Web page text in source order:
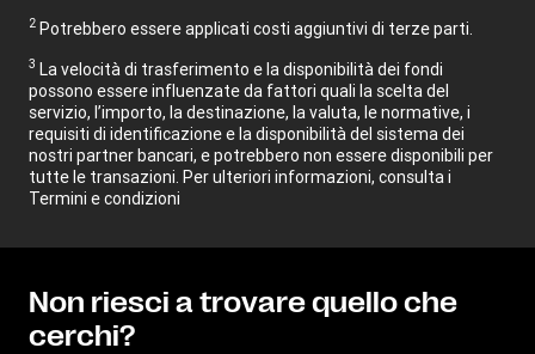
2 Potrebbero essere applicati costi aggiuntivi di terze parti.
3 La velocità di trasferimento e la disponibilità dei fondi
possono essere influenzate da fattori quali la scelta del
servizio, l’importo, la destinazione, la valuta, le normative, i
requisiti di identificazione e la disponibilità del sistema dei
nostri partner bancari, e potrebbero non essere disponibili per
tutte le transazioni. Per ulteriori informazioni, consulta i
Termini e condizioni
Non riesci a trovare quello che
cerchi?